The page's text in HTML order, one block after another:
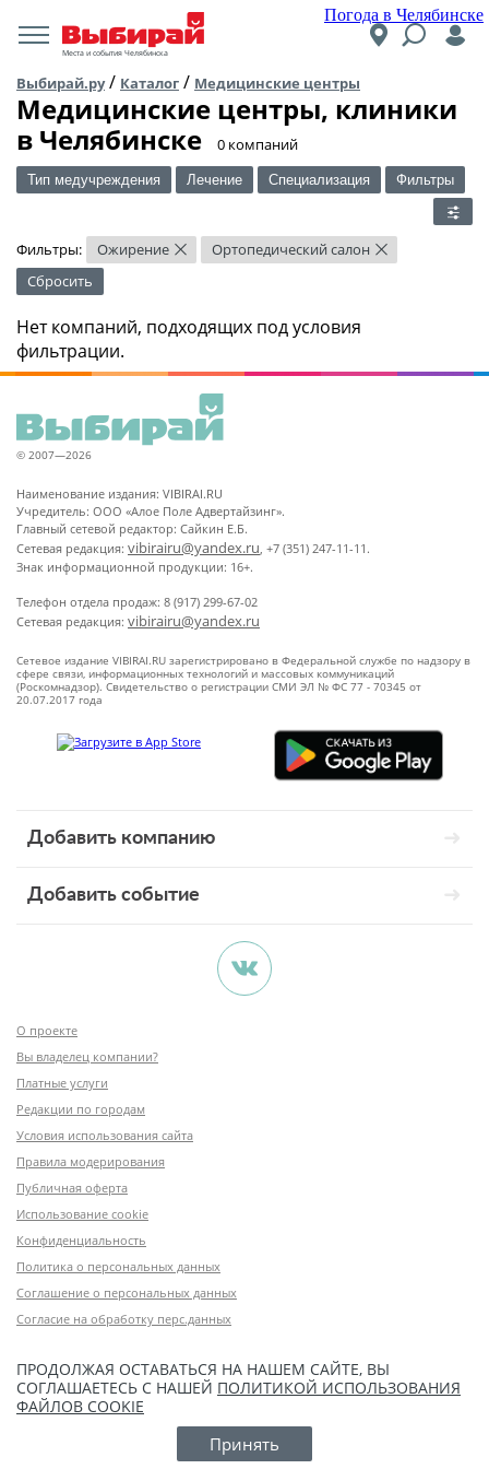
Погода в Челябинске
Места и события Челябинска
Выбирай.ру/ Каталог / Медицинские центры
Медицинские центры, клиники
в Челябинске
​0 компаний
Тип медучреждения Лечение Специализация Фильтры
Фильтры: Ожирение × Ортопедический салон ×
Сбросить
Нет компаний, подходящих под условия
фильтрации.
© 2007—2026
Наименование издания: VIBIRAI.RU
Учредитель: ООО «Алое Поле Адвертайзинг».
Главный сетевой редактор: Сайкин Е.Б.
Сетевая редакция: vibirairu@yandex.ru, +7 (351) 247-11-11.
Знак информационной продукции: 16+.
Телефон отдела продаж: 8 (917) 299-67-02
Сетевая редакция: vibirairu@yandex.ru
Сетевое издание VIBIRAI.RU зарегистрировано в Федеральной службе по надзору в
сфере связи, информационных технологий и массовых коммуникаций
(Роскомнадзор). Свидетельство о регистрации СМИ ЭЛ № ФС 77 - 70345 от
20.07.2017 года
Добавить компанию
Добавить событие
О проекте
Вы владелец компании?
Платные услуги
Редакции по городам
Условия использования сайта
Правила модерирования
Публичная оферта
Использование cookie
Конфиденциальность
Политика о персональных данных
Соглашение о персональных данных
Согласие на обработку перс.данных
ПРОДОЛЖАЯ ОСТАВАТЬСЯ НА НАШЕМ САЙТЕ, ВЫ
СОГЛАШАЕТЕСЬ С НАШЕЙ ПОЛИТИКОЙ ИСПОЛЬЗОВАНИЯ
ФАЙЛОВ COOKIE
Принять